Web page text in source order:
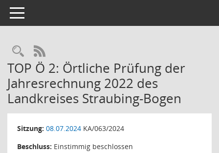
Toggle navigation
RSS-Feed
TOP Ö 2: Örtliche Prüfung der
Jahresrechnung 2022 des
Landkreises Straubing-Bogen
Sitzung: 08.07.2024 KA/063/2024
Beschluss: Einstimmig beschlossen